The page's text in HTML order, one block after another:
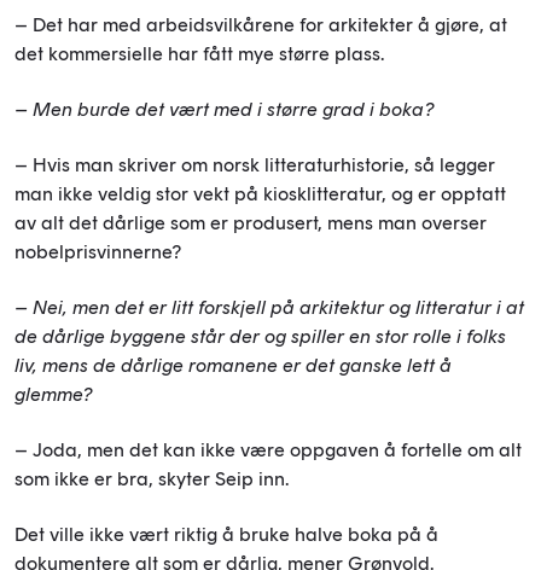
– Det har med arbeidsvilkårene for arkitekter å gjøre, at
det kommersielle har fått mye større plass.
– Men burde det vært med i større grad i boka?
– Hvis man skriver om norsk litteraturhistorie, så legger
man ikke veldig stor vekt på kiosklitteratur, og er opptatt
av alt det dårlige som er produsert, mens man overser
nobelprisvinnerne?
– Nei, men det er litt forskjell på arkitektur og litteratur i at
de dårlige byggene står der og spiller en stor rolle i folks
liv, mens de dårlige romanene er det ganske lett å
glemme?
– Joda, men det kan ikke være oppgaven å fortelle om alt
som ikke er bra, skyter Seip inn.
Det ville ikke vært riktig å bruke halve boka på å
dokumentere alt som er dårlig, mener Grønvold.